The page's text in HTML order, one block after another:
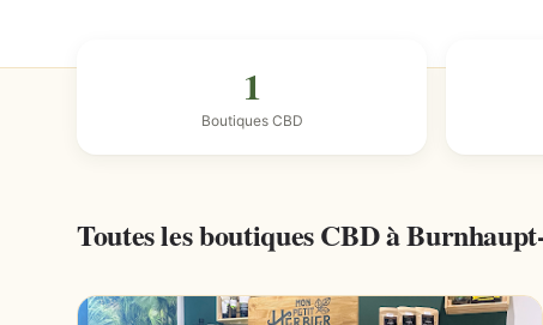
1
Boutiques CBD
Toutes les boutiques CBD à